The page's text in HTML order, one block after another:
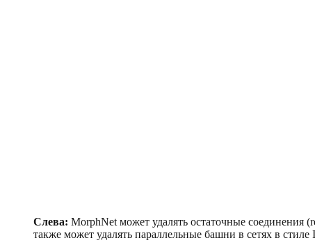
Слева: MorphNet может удалять остаточные соединения
также может удалять параллельные башни в сетях в стиле